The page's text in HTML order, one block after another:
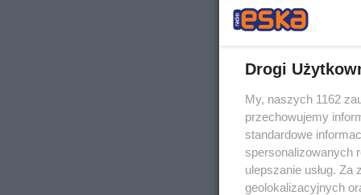
Drogi
My, naszych 1162
przechowujemy
standardowe
spersonalizowanych
ulepszanie usług.
geolokalizacyjnych